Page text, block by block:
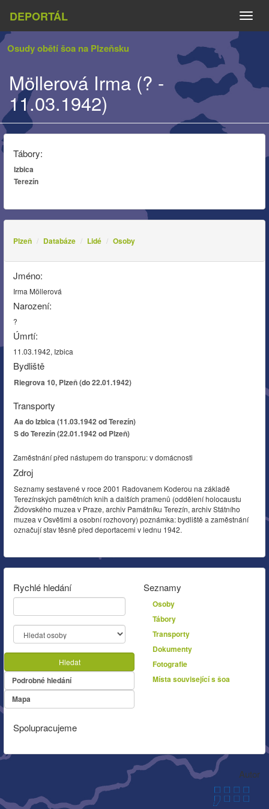
DEPORTÁL
Osudy obětí šoa na Plzeňsku
Möllerová Irma (? -
11.03.1942)
Tábory:
Izbica
Terezín
Plzeň Databáze Lidé Osoby
Jméno:
Irma Möllerová
Narození:
?
Úmrtí:
11.03.1942, Izbica
Bydliště
Riegrova 10, Plzeň (do 22.01.1942)
Transporty
Aa do Izbica (11.03.1942 od Terezín)
S do Terezín (22.01.1942 od Plzeň)
Zaměstnání před nástupem do transporu: v domácnosti
Zdroj
Seznamy sestavené v roce 2001 Radovanem Koderou na základě
Terezínských pamětních knih a dalších pramenů (oddělení holocaustu
Židovského muzea v Praze, archiv Památníku Terezín, archiv Státního
muzea v Osvětimi a osobní rozhovory) poznámka: bydliště a zaměstnání
označují stav těsně před deportacemi v lednu 1942.
Rychlé hledání
Hledat
Podrobné hledání
Mapa
Seznamy
Osoby
Tábory
Transporty
Dokumenty
Fotografie
Místa související s šoa
Spolupracujeme
Autor